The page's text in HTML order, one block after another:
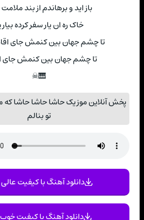
باز اید و برهاندم از بند
خاک ره ان یار سفر کرده
تا چشم جهان بین کنمش جای
تا چشم جهان بین کنمش جای
🎹☠
پخش آنلاین موزیک حاشا حاشا حاشا که
تو بنالم
دانلود آهنگ با کیفیت عالی 320
دانلود آهنگ با کیفیت خوب 128